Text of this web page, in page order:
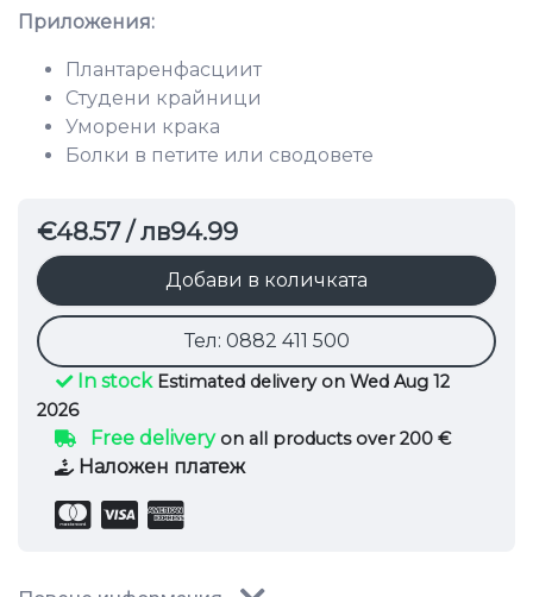
Приложения:
Плантаренфасциит
Студени крайници
Уморени крака
Болки в петите или сводовете
€48.57/ лв94.99
Добави в количката
Тел: 0882 411 500
In stock Estimated delivery on Wed Aug 12
2026
Free delivery on all products over 200 €
Наложен платеж